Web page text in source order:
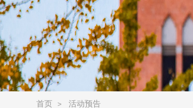
首页 > 活动预告